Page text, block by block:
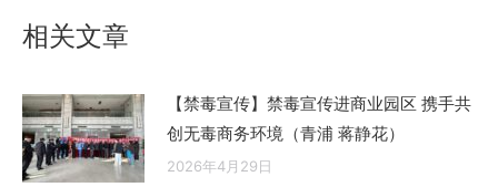
相关文章
【禁毒宣传】禁毒宣传进商业园区 携手共
创无毒商务环境（青浦 蒋静花）
2026年4月29日